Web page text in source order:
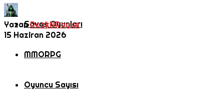
Savaş Oyunları
MMORPG
Oyuncu Sayısı
YazanRockNRogue
15 Haziran 2026